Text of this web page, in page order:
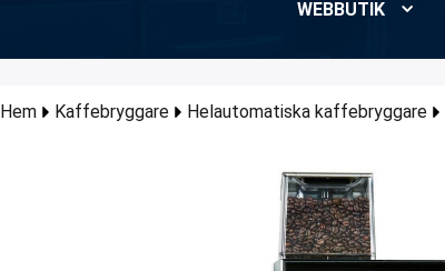
WEBBUTIK
Hem Kaffebryggare Helautomatiska kaffebryggare